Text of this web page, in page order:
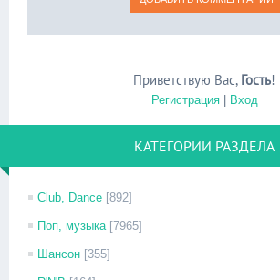
Приветствую Вас, Гость!
Регистрация| Вход
КАТЕГОРИИ РАЗДЕЛА
Club, Dance [892]
Поп, музыка [7965]
Шансон [355]